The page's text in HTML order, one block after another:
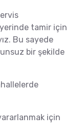
yerinde tamir için
Bu sayede
bir şekilde
için